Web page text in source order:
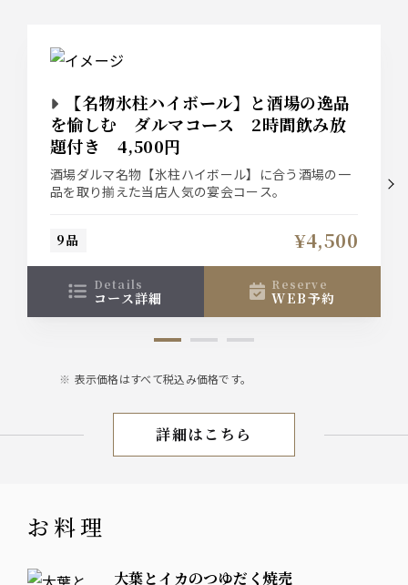
【名物氷柱ハイボール】と酒場の逸品
を愉しむ ダルマコース 2時間飲み放
題付き 4,500円
酒場ダルマ名物【氷柱ハイボール】に合う酒場の一
品を取り揃えた当店人気の宴会コース。
9品 ¥4,500
details
コース詳細
reserve
WEB予約
表示価格はすべて税込み価格です。
宴会
詳細はこちら
お料理
大葉とイカのつゆだく焼売